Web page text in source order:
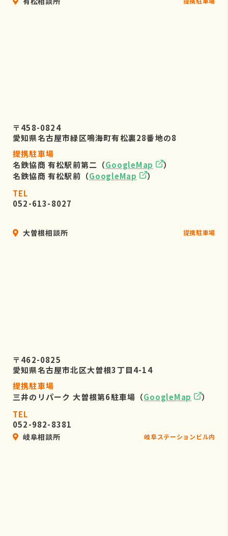
〒458-0824
愛知県名古屋市緑区鳴海町有松裏28番地の8
提携駐車場
名鉄協商 有松駅前第二（GoogleMap
）
名鉄協商 有松駅前（GoogleMap
）
TEL
052-613-8027
大曽根相談所 提携駐車場
〒462-0825
愛知県名古屋市北区大曽根3丁目4-14
提携駐車場
三井のリパーク 大曽根第6駐車場（GoogleMap
）
TEL
052-982-8381
岐阜相談所 岐阜ステーションビル内